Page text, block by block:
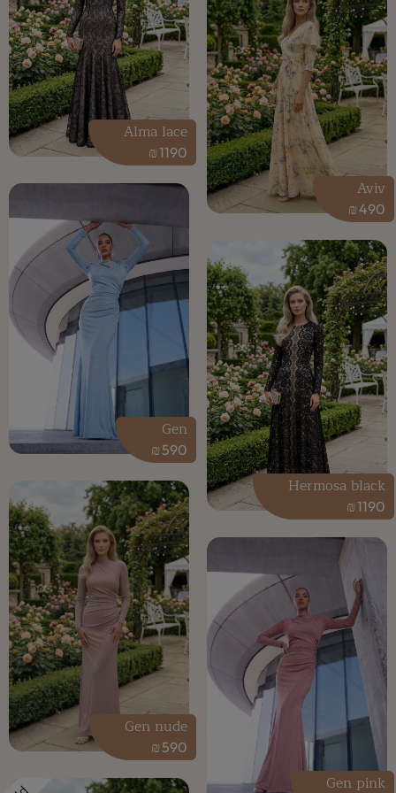
490
₪
Aviv
1190
₪
Alma lace
1190
₪
Hermosa black
590
₪
Gen
Gen pink
590
₪
Gen nude